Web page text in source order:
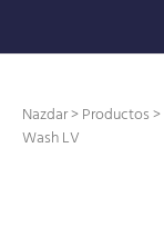
Nazdar>Productos>
Wash LV